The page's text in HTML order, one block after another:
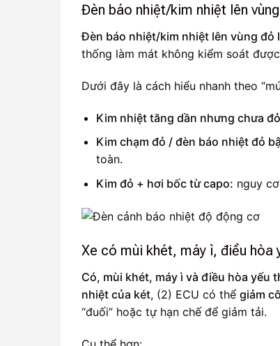
Đèn báo nhiệt/kim nhiệt lên
Đèn báo nhiệt/kim nhiệt lên vùng đỏ
thống làm mát không kiểm soát
Dưới đây là cách hiểu nhanh theo
Kim nhiệt tăng dần nhưng chưa
Kim chạm đỏ / đèn báo nhiệt đỏ
toàn.
Kim đỏ + hơi bốc từ capo: nguy
Xe có mùi khét, máy ì, điều hòa
Có, mùi khét, máy ì và điều hòa yếu
nhiệt của két, (2) ECU có thể giảm
“đuối” hoặc tự hạn chế để giảm tải.